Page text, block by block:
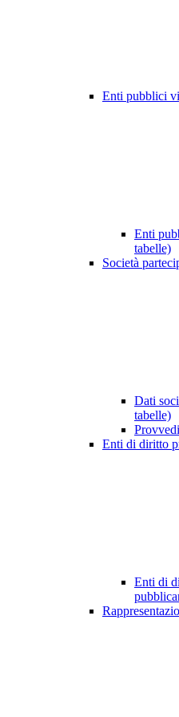
Enti pubblici
Enti
tabelle)
Società
Dati
tabelle)
Enti di diritto
Enti di